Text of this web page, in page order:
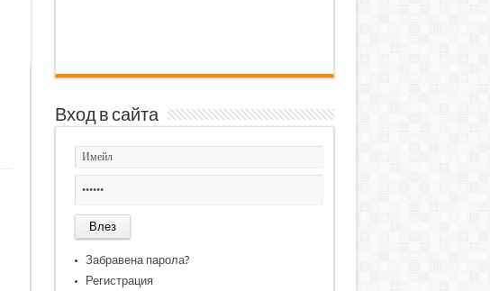
Вход в сайта
Забравена парола?
Регистрация